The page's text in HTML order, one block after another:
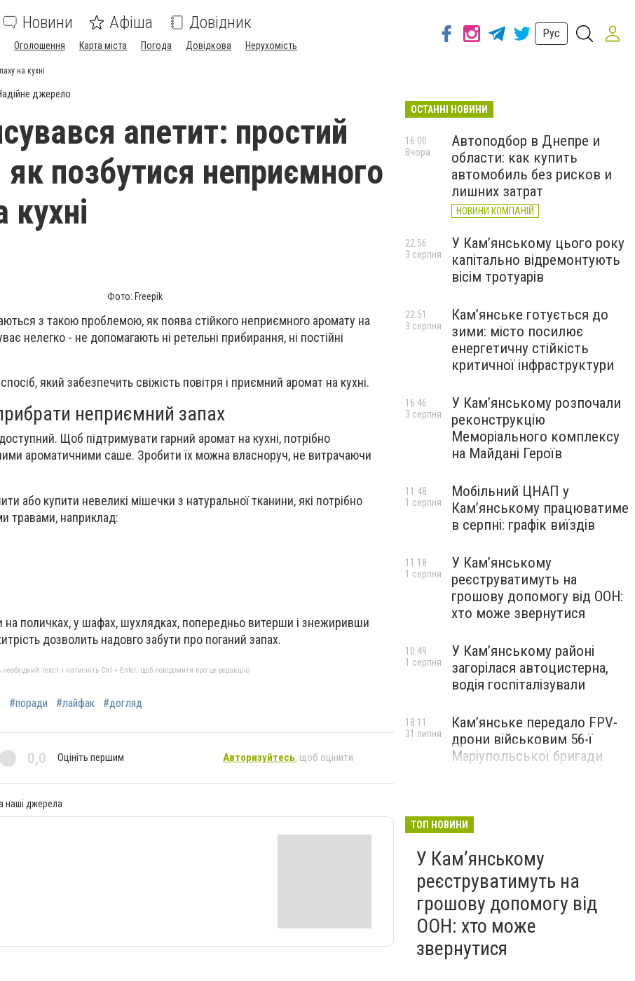
Новини Афіша Довідник
Оголошення Карта міста Погода Довідкова Нерухомість
Рус
на кухні
джерело
апетит: простий
позбутися неприємного
кухні
Фото: Freepik
з такою проблемою, як поява стійкого неприємного аромату на
нелегко - не допомагають ні ретельні прибирання, ні постійні
який забезпечить свіжість повітря і приємний аромат на кухні.
неприємний запах
Щоб підтримувати гарний аромат на кухні, потрібно
ароматичними саше. Зробити їх можна власноруч, не витрачаючи
або купити невеликі мішечки з натуральної тканини, які потрібно
травами, наприклад:
на поличках, у шафах, шухлядках, попередньо витерши і знежиривши
дозволить надовго забути про поганий запах.
текст і натисніть Ctrl + Enter, щоб повідомити про це редакцію
#поради #лайфак #догляд
0,0 Оцініть першим Авторизуйтесь, щоб оцінити
наші джерела
ОСТАННІ НОВИНИ
Автоподбор в Днепре и
области: как купить
автомобиль без рисков и
лишних затрат
НОВИНИ КОМПАНІЙ
16:00
Вчора
У Кам’янському цього року
капітально відремонтують
вісім тротуарів
22:56
3 серпня
Кам’янське готується до
зими: місто посилює
енергетичну стійкість
критичної інфраструктури
22:51
3 серпня
У Кам’янському розпочали
реконструкцію
Меморіального комплексу
на Майдані Героїв
16:46
3 серпня
Мобільний ЦНАП у
Кам’янському працюватиме
в серпні: графік виїздів
11:48
1 серпня
У Кам’янському
реєструватимуть на
грошову допомогу від ООН:
хто може звернутися
11:18
1 серпня
У Кам’янському районі
загорілася автоцистерна,
водія госпіталізували
10:49
1 серпня
Кам’янське передало FPV-
дрони військовим 56-ї
Маріупольської бригади
18:11
31 липня
ТОП НОВИНИ
У Кам’янському
реєструватимуть на
грошову допомогу від
ООН: хто може
звернутися